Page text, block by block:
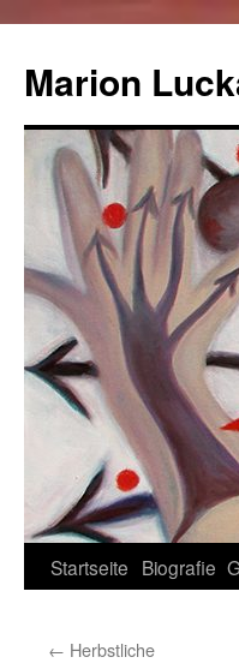
Marion
Zum
springen
Startseite Biografie
← Herbstliche